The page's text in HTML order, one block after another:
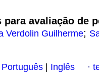
para avaliação de
Verdolin Guilherme;
| Inglês ·